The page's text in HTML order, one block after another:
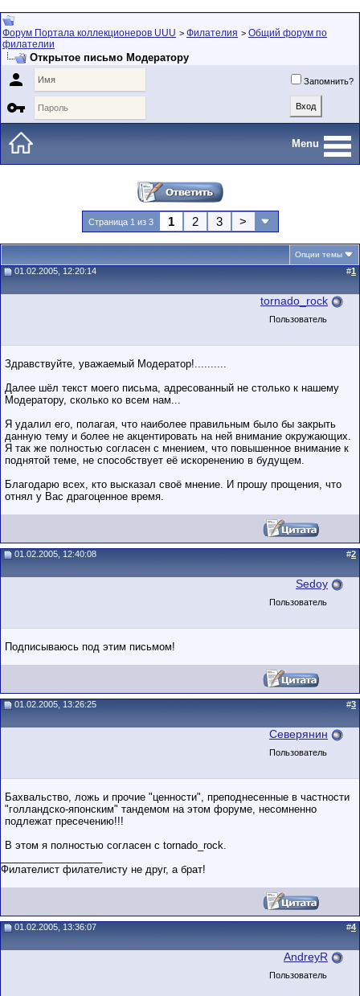
Форум Портала коллекционеров UUU > Филателия > Общий форум по
филателии
Открытое письмо Модератору
 Запомнить?

Menu
Страница 1 из 3 1 2 3 >
Опции темы
01.02.2005, 12:20:14 #1
tornado_rock
Пользователь
Здравствуйте, уважаемый Модератор!..........
Далее шёл текст моего письма, адресованный не столько к нашему
Модератору, сколько ко всем нам...
Я удалил его, полагая, что наиболее правильным было бы закрыть
данную тему и более не акцентировать на ней внимание окружающих.
Я так же полностью согласен с мнением, что повышенное внимание к
поднятой теме, не способствует её искоренению в будущем.
Благодарю всех, кто высказал своё мнение. И прошу прощения, что
отнял у Вас драгоценное время.
01.02.2005, 12:40:08 #2
Sedoy
Пользователь
Подписываюсь под этим письмом!
01.02.2005, 13:26:25 #3
Северянин
Пользователь
Бахвальство, ложь и прочие "ценности", преподнесенные в частности
"голландско-японским" тандемом на этом форуме, несомненно
подлежат пресечению!!!
В этом я полностью согласен с tornado_rock.
Филателист филателисту не друг, а брат!
01.02.2005, 13:36:07 #4
AndreyR
Пользователь